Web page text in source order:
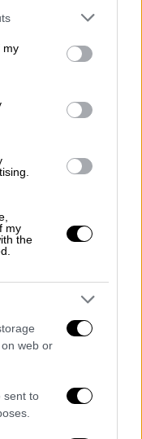
or more Google
You may click to
third-party tags to
in below Google
my
my
the
web or
sent to
των 200 ml
τέσσερις
ψωμί. Στο
(ήτοι δέκα
Τύρναβο, σε